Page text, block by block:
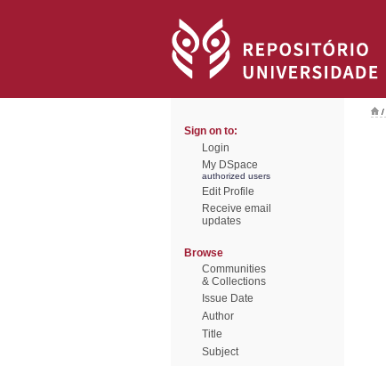
Sign on to:
Login
My DSpace
authorized users
Edit Profile
Receive email
updates
Browse
Communities
& Collections
Issue Date
Author
Title
Subject
/